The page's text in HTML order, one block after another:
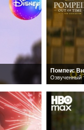
Помпеи:
Озвученный